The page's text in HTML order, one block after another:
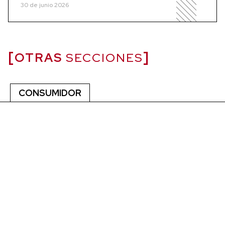
30 de junio 2026
OTRAS SECCIONES
CONSUMIDOR